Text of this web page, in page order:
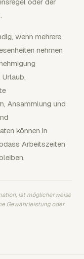
wenn mehrere
nehmen
Ansammlung und
können in
Arbeitszeiten
ist möglicherweise
Gewährleistung oder